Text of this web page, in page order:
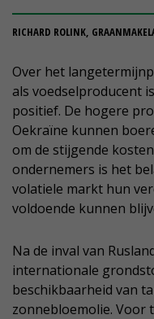
RICHARD ROLINK,
Over het
als voedselproducent
positief. De hogere
Oekraïne kunnen
om de stijgende
ondernemers is het
volatiele markt hun
voldoende kunnen
Na de inval van
internationale
beschikbaarheid van
zonnebloemolie. Voor